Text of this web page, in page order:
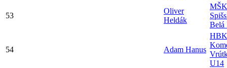
53
Oliver
Heldák
MŠK
Belá
54 Adam Hanus
HBK
U14